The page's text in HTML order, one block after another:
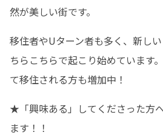
然が美しい街です。
移住者やUターン者も多く、新し
ちらこちらで起こり始めています
て移住される方も増加中！
★「興味ある」してくださった方
ます！！